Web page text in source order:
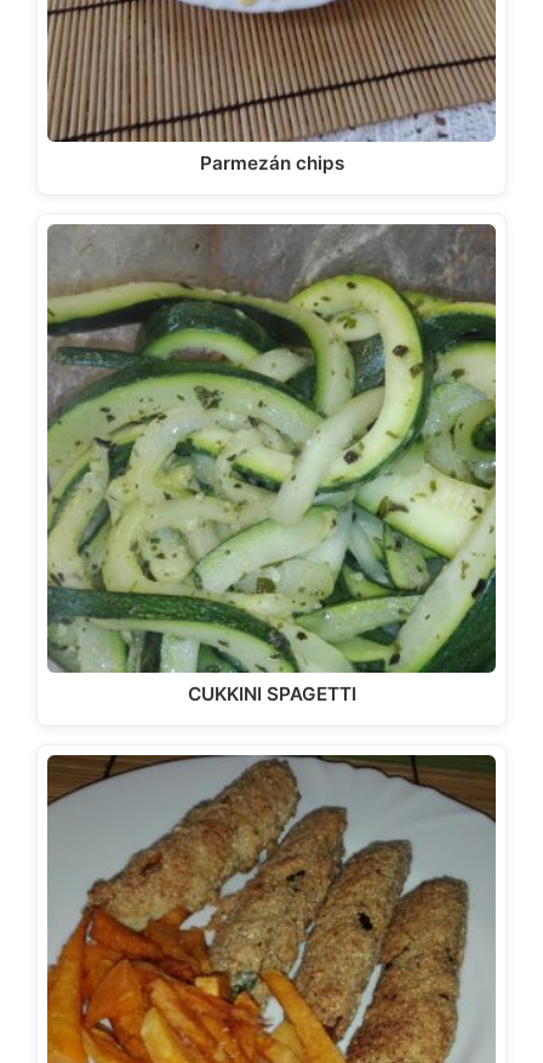
Parmezán chips
CUKKINI SPAGETTI